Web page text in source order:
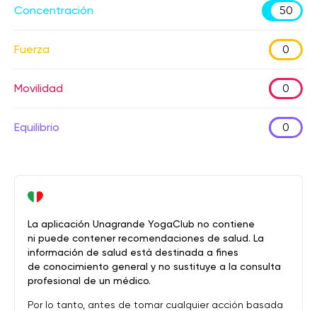
Concentración 50
Fuerza 0
Movilidad 0
Equilibrio 0
La aplicación Unagrande YogaClub no contiene
ni puede contener recomendaciones de salud. La
información de salud está destinada a fines
de conocimiento general y no sustituye a la consulta
profesional de un médico.
Por lo tanto, antes de tomar cualquier acción basada